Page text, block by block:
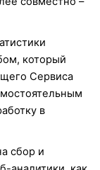
который
Сервиса
в
сбор и